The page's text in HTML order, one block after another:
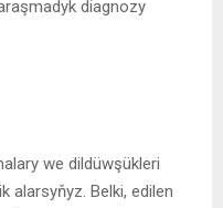
diagnozy
we dildüwşükleri
alarsyňyz. Belki, edilen